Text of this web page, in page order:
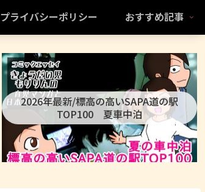
プライバシーポリシー おすすめ記事
2026年最新/標高の高いSAPA道の駅
TOP100 夏車中泊